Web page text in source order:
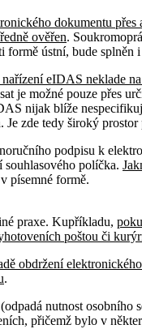
dokumentu
ověřen.
ústní, bude splněn
eIDAS neklade
je možné pouze přes
nijak blíže
zde tedy široký prostor
podpisu k
souhlasového políčka.
písemné formě.
praxe. Kupříkladu,
poštou či
obdržení
.
nutnost
přičemž bylo v